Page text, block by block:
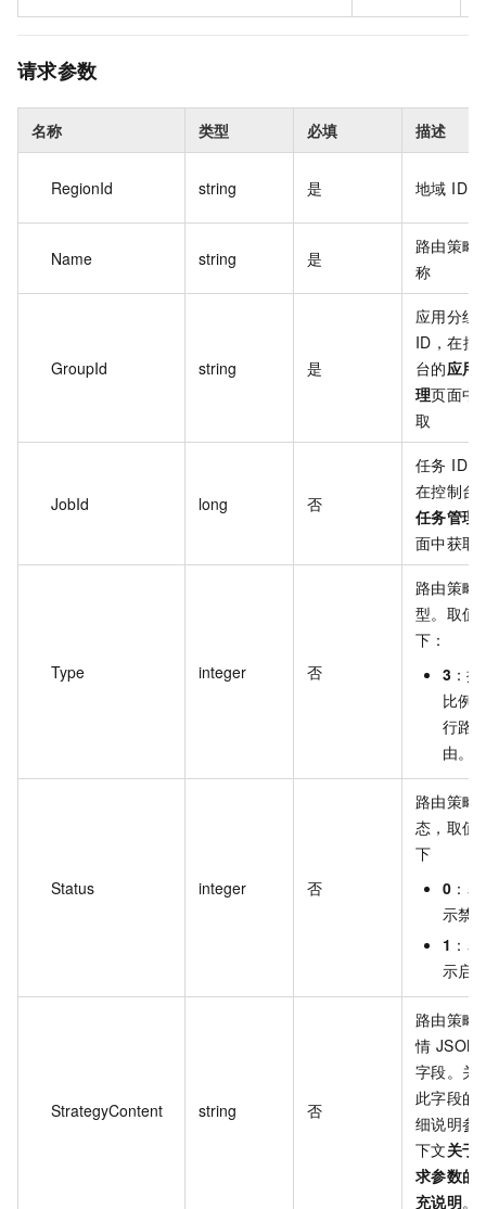
请求参数
名称 类型 必填 描述
RegionId string 是 地域 ID
Name string 是
路由策略
称
GroupId string 是
应用分组
ID，在控
台的应用
理页面中
取
JobId long 否
任务 ID，
在控制台
任务管理
面中获取
Type integer 否
路由策略
型。取值
下：
3 ：
比例
行路
由。
Status integer 否
路由策略
态，取值
下
0 ：表
示禁
1 ：表
示启
StrategyContent string 否
路由策略
情 JSON
字段。关
此字段的
细说明参
下文关于
求参数的
充说明。